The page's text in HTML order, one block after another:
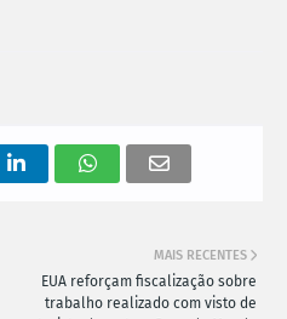
MAIS RECENTES
EUA reforçam fiscalização sobre
trabalho realizado com visto de